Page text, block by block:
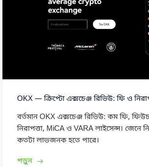
OKX — ক্রিপ্টো এক্সচেঞ্জ রিভিউ: ফি ও
বর্তমান OKX এক্সচেঞ্জ রিভিউ: কম ফি,
নিরাপত্তা, MiCA ও VARA লাইসেন্স। জেনে
কতটা লাভজনক হতে পারে।
পড়ুন